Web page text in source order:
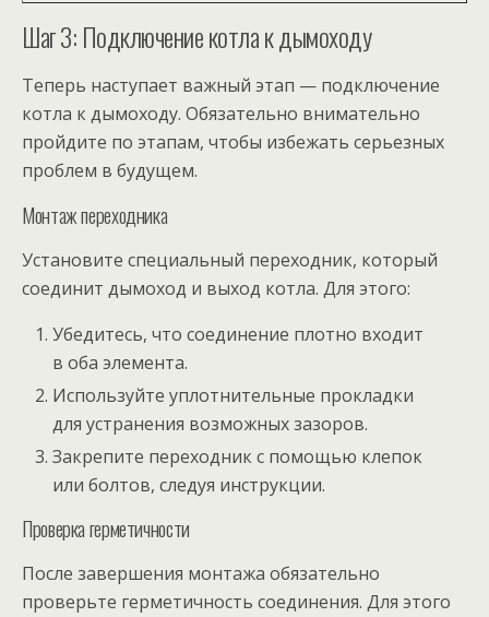
Шаг 3: Подключение котла к дымоходу
Теперь наступает важный этап — подключение
котла к дымоходу. Обязательно внимательно
пройдите по этапам, чтобы избежать серьезных
проблем в будущем.
Монтаж переходника
Установите специальный переходник, который
соединит дымоход и выход котла. Для этого:
Убедитесь, что соединение плотно входит
в оба элемента.
Используйте уплотнительные прокладки
для устранения возможных зазоров.
Закрепите переходник с помощью клепок
или болтов, следуя инструкции.
Проверка герметичности
После завершения монтажа обязательно
проверьте герметичность соединения. Для этого